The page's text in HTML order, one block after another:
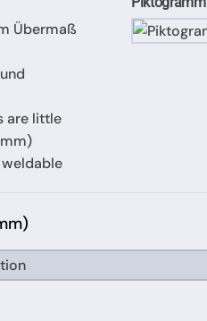
Übermaß
are little